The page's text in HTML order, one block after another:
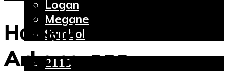
Logan
Megane
Symbol
Lada
2110
Новый Renault
Arkana для